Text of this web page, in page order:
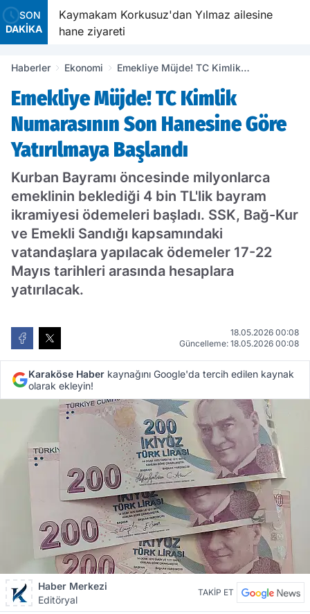
SON
DAKİKA
Kaymakam Korkusuz'dan Yılmaz ailesine
hane ziyareti
Haberler Ekonomi
Emekliye Müjde! TC Kimlik
Yatırılmaya Başlandı
Emekliye Müjde! TC Kimlik
Numarasının Son Hanesine Göre
Yatırılmaya Başlandı
Kurban Bayramı öncesinde milyonlarca
emeklinin beklediği 4 bin TL'lik bayram
ikramiyesi ödemeleri başladı. SSK, Bağ-Kur
ve Emekli Sandığı kapsamındaki
vatandaşlara yapılacak ödemeler 17-22
Mayıs tarihleri arasında hesaplara
yatırılacak.
18.05.2026 00:08
Güncelleme: 18.05.2026 00:08
Karaköse Haber kaynağını Google'da tercih edilen kaynak
olarak ekleyin!
Haber Merkezi
Editöryal
TAKİP ET